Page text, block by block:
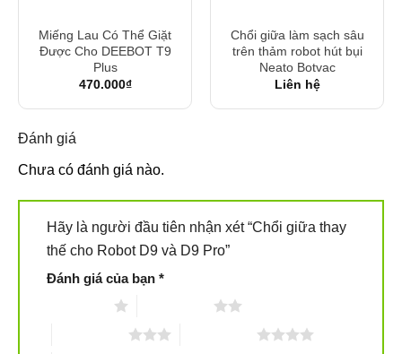
Miếng Lau Có Thể Giặt
Được Cho DEEBOT T9
Plus
470.000₫
Chổi giữa làm sạch sâu
trên thảm robot hút bụi
Neato Botvac
Liên hệ
Đánh giá
Chưa có đánh giá nào.
Hãy là người đầu tiên nhận xét “Chổi giữa thay
thế cho Robot D9 và D9 Pro”
Đánh giá của bạn *